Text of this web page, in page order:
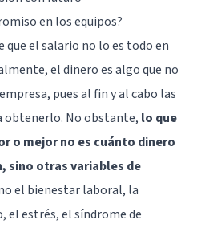
en los equipos?
que el salario no lo es todo en
el dinero es algo que no
pues al fin y al cabo las
obtenerlo. No obstante, lo que
o mejor no es cuánto dinero
sino otras variables de
el bienestar laboral, la
el estrés, el síndrome de